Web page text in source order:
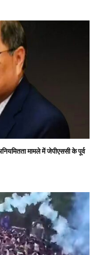
मामले में जेपीएससी के पूर्व